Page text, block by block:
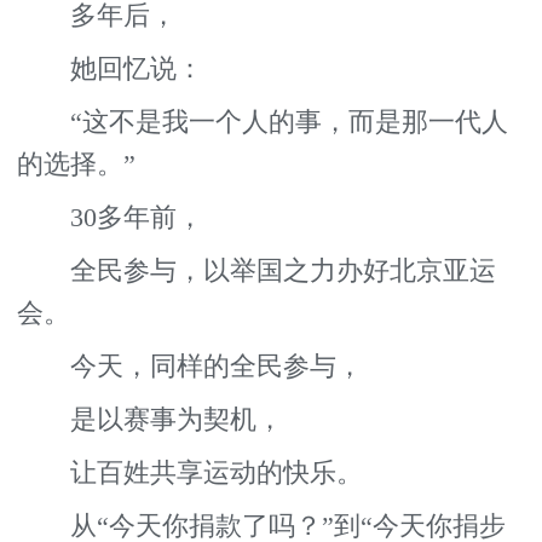
多年后，
她回忆说：
“这不是我一个人的事，而是那一代人
的选择。”
30多年前，
全民参与，以举国之力办好北京亚运
会。
今天，同样的全民参与，
是以赛事为契机，
让百姓共享运动的快乐。
从“今天你捐款了吗？”到“今天你捐步